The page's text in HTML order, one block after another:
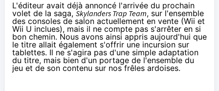
L'éditeur avait déjà annoncé l'arrivée du prochain
volet de la saga, Skylanders Trap Team, sur l'ensemble
des consoles de salon actuellement en vente (Wii et
Wii U inclues), mais il ne compte pas s'arrêter en si
bon chemin. Nous avons ainsi appris aujourd'hui que
le titre allait également s'offrir une incursion sur
tablettes. Il ne s'agira pas d'une simple adaptation
du titre, mais bien d'un portage de l'ensemble du
jeu et de son contenu sur nos frêles ardoises.